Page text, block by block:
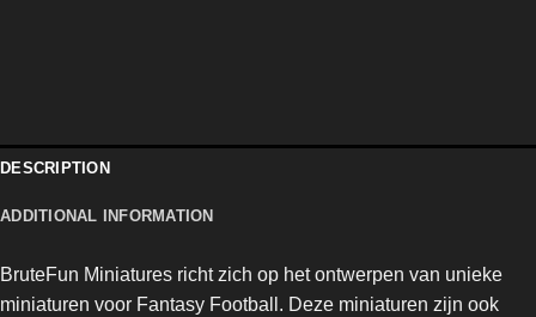
DESCRIPTION
ADDITIONAL INFORMATION
BruteFun Miniatures richt zich op het ontwerpen van unieke
miniaturen voor Fantasy Football. Deze miniaturen zijn ook